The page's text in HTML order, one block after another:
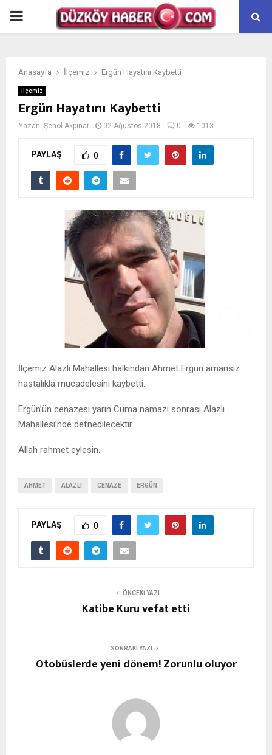
PRIMARY
Anasayfa İlçemiz Ergün Hayatını Kaybetti
İlçemiz
Ergün Hayatını Kaybetti
Yazan: Şenol Akpınar 02 Ağustos 2018 0 1013
PAYLAŞ 0
İlçemiz Alazlı Mahallesi halkından Ahmet Ergün amansız
hastalıkla mücadelesini kaybetti.
Ergün’ün cenazesi yarın Cuma namazı sonrası Alazlı
Mahallesi’nde defnedilecektir.
Allah rahmet eylesin.
AHMET ALAZLI CENAZE ERGÜN
PAYLAŞ 0
ÖNCEKI YAZI
Katibe Kuru vefat etti
SONRAKI YAZI
Otobüslerde yeni dönem! Zorunlu oluyor